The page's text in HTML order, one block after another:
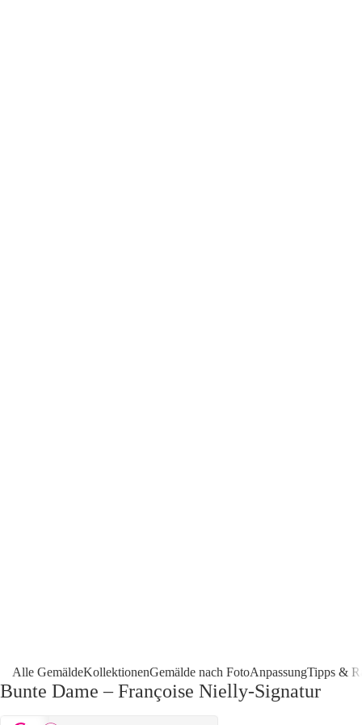
Alle GemäldeKollektionenGemälde nach FotoAnpassungTipps &
Bunte Dame – Françoise Nielly-Signatur